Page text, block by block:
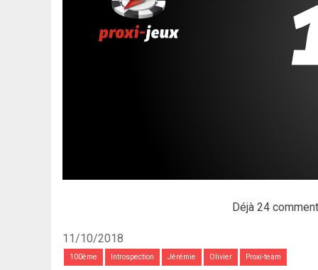
Déjà 24
11/10/2018
100ème Introspection Jérémie Olivier Proxi-team